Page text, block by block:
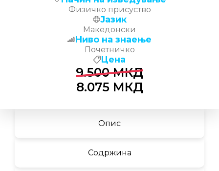
Опис
Содржина
Физичко присуство
Јазик
Македонски
Ниво на знаење
Почетничко
Цена
9.500МКД
8.075МКД